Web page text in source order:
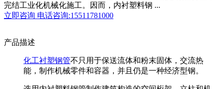
完结工业化机械化施工。因而，内衬塑料钢 ...
立即咨询 电话咨询:15511781000
产品描述
化工衬塑钢管不只用于保送流体和粉末固体，交流热
能，制作机械零件和容器，并且仍是一种经济型钢。